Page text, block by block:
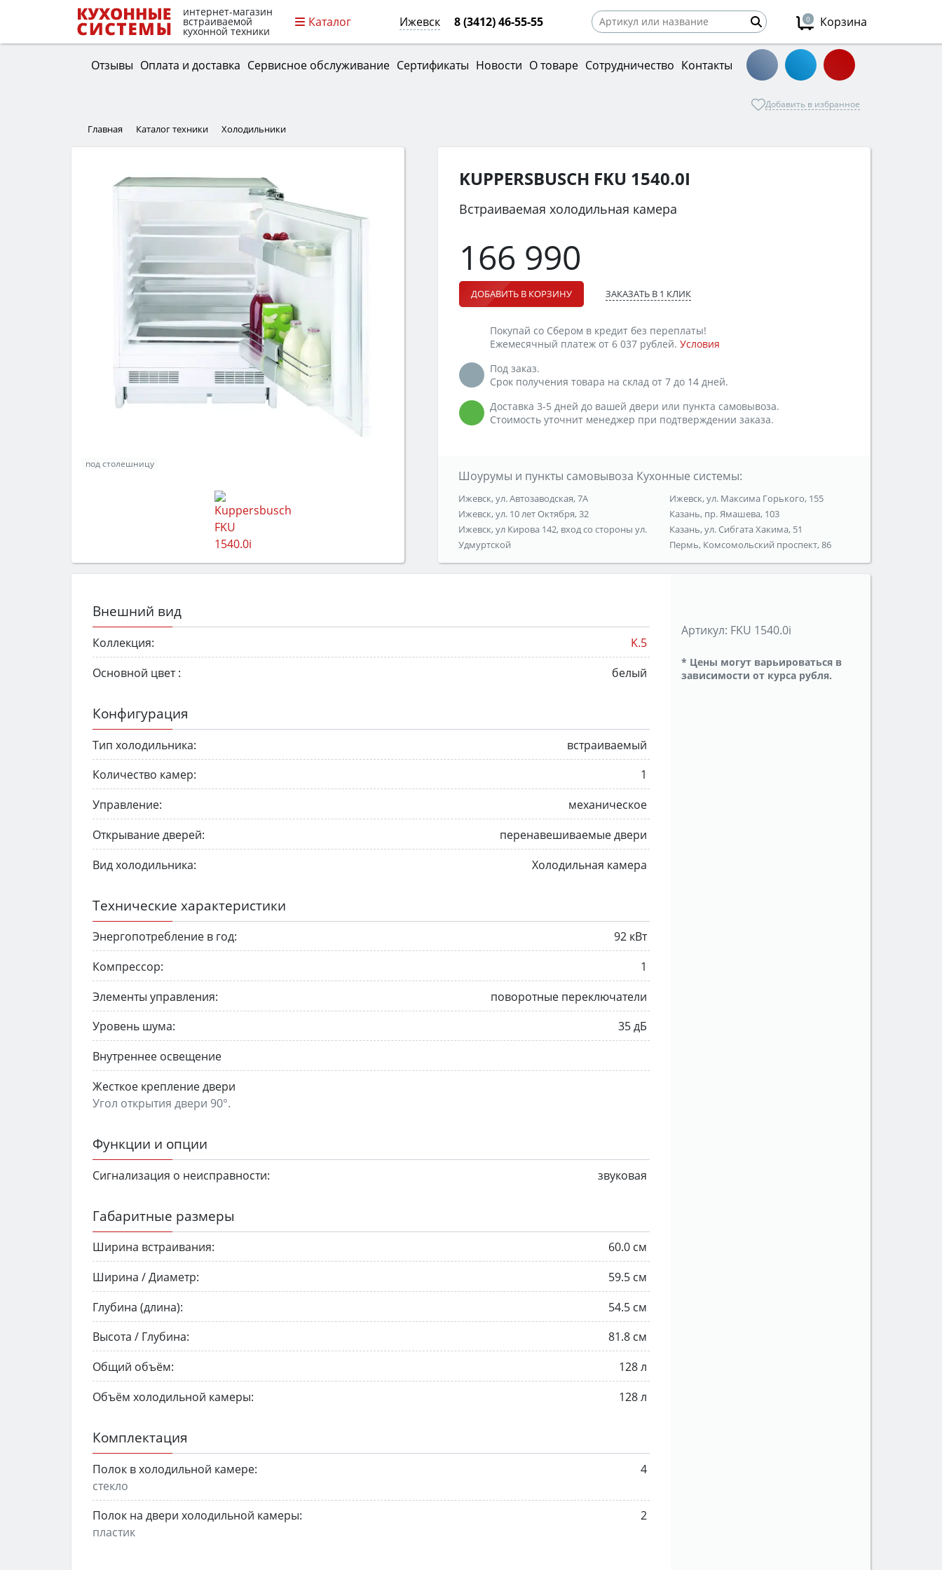
интернет-магазин
встраиваемой
кухонной техники
Каталог Ижевск 8 (3412) 46-55-55 0 Корзина
Отзывы Оплата и доставка Сервисное обслуживание Сертификаты Новости О товаре Сотрудничество Контакты
Добавить в избранное
Главная Каталог техники Холодильники
под столешницу
KUPPERSBUSCH FKU 1540.0I
Встраиваемая холодильная камера
166 990
ДОБАВИТЬ В КОРЗИНУ ЗАКАЗАТЬ В 1 КЛИК
Покупай со Сбером в кредит без переплаты!
Ежемесячный платеж от 6 037 рублей. Условия
Под заказ.
Срок получения товара на склад от 7 до 14 дней.
Доставка 3-5 дней до вашей двери или пункта самовывоза.
Стоимость уточнит менеджер при подтверждении заказа.
Шоурумы и пункты самовывоза Кухонные системы:
Ижевск, ул. Автозаводская, 7А
Ижевск, ул. 10 лет Октября, 32
Ижевск, ул Кирова 142, вход со стороны ул.
Удмуртской
Ижевск, ул. Максима Горького, 155
Казань, пр. Ямашева, 103
Казань, ул. Сибгата Хакима, 51
Пермь, Комсомольский проспект, 86
Внешний вид
Коллекция:
K.5
Основной цвет :
белый
Конфигурация
Тип холодильника:
встраиваемый
Количество камер:
1
Управление:
механическое
Открывание дверей:
перенавешиваемые двери
Вид холодильника:
Холодильная камера
Технические характеристики
Энергопотребление в год:
92 кВт
Компрессор:
1
Элементы управления:
поворотные переключатели
Уровень шума:
35 дБ
Внутреннее освещение
Жесткое крепление двери
Угол открытия двери 90°.
Функции и опции
Сигнализация о неисправности: звуковая
Габаритные размеры
Ширина встраивания:
60.0 см
Ширина / Диаметр:
59.5 см
Глубина (длина):
54.5 см
Высота / Глубина:
81.8 см
Общий объём:
128 л
Объём холодильной камеры:
128 л
Комплектация
Полок в холодильной камере:
4
стекло
Полок на двери холодильной камеры:
2
пластик
Артикул: FKU 1540.0i
* Цены могут варьироваться в
зависимости от курса рубля.